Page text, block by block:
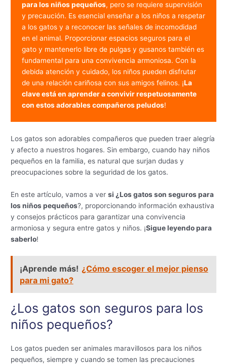
para los niños pequeños, pero se requiere supervisión
y precaución. Es esencial enseñar a los niños a respetar
a los gatos y a reconocer las señales de incomodidad
en el animal. Proporcionar espacios seguros para el
gato y mantenerlo libre de pulgas y gusanos también es
fundamental para una convivencia armoniosa. Con la
debida atención y cuidado, los niños pueden disfrutar
de una relación cariñosa con sus amigos felinos. ¡La
clave está en aprender a convivir respetuosamente
con estos adorables compañeros peludos!
Los gatos son adorables compañeros que pueden traer alegría
y afecto a nuestros hogares. Sin embargo, cuando hay niños
pequeños en la familia, es natural que surjan dudas y
preocupaciones sobre la seguridad de los gatos.
En este artículo, vamos a versi ¿Los gatos son seguros para
los niños pequeños?, proporcionando información exhaustiva
y consejos prácticos para garantizar una convivencia
armoniosa y segura entre gatos y niños. ¡Sigue leyendo para
saberlo!
¡Aprende más! ¿Cómo escoger el mejor pienso
para mi gato?
¿Los gatos son seguros para los
niños pequeños?
Los gatos pueden ser animales maravillosos para los niños
pequeños, siempre y cuando se tomen las precauciones